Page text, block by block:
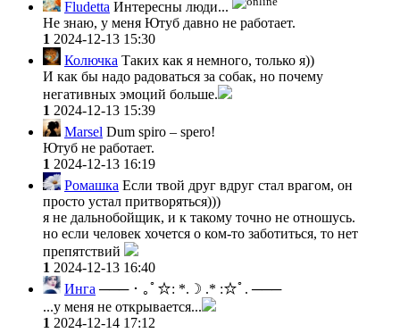
Fludetta Интересны люди...
Не знаю, у меня Ютуб давно не работает.
1 2024-12-13 15:30
Колючка Таких как я немного, только я))
И как бы надо радоваться за собак, но почему
негативных эмоций больше.
1 2024-12-13 15:39
Marsel Dum spiro – spero!
Ютуб не работает.
1 2024-12-13 16:19
Ромашка Если твой друг вдруг стал врагом, он
просто устал притворяться)))
я не дальнобойщик, и к такому точно не отношусь.
но если человек хочется о ком-то заботиться, то нет
препятствий
1 2024-12-13 16:40
Инга ─── ･ ｡ﾟ☆: *.☽ .* :☆ﾟ. ───
...у меня не открывается...
1 2024-12-14 17:12